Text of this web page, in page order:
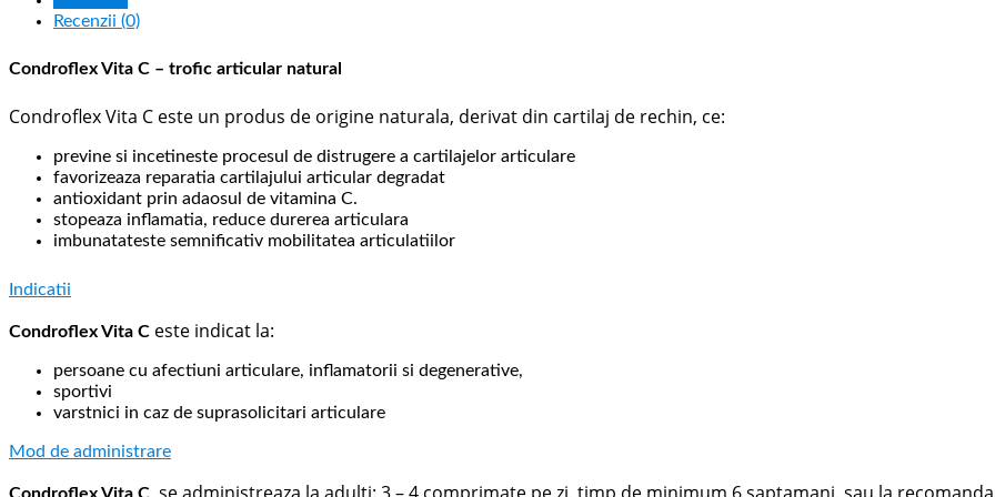
Recenzii (0)
Condroflex Vita C – trofic articular natural
Condroflex Vita C este un produs de origine naturala, derivat din cartilaj de rechin, ce:
previne si incetineste procesul de distrugere a cartilajelor articulare
favorizeaza reparatia cartilajului articular degradat
antioxidant prin adaosul de vitamina C.
stopeaza inflamatia, reduce durerea articulara
imbunatateste semnificativ mobilitatea articulatiilor
Indicatii
Condroflex Vita C este indicat la:
persoane cu afectiuni articulare, inflamatorii si degenerative,
sportivi
varstnici in caz de suprasolicitari articulare
Mod de administrare
Condroflex Vita C